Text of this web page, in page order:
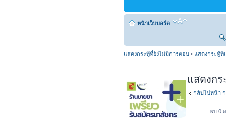
หน้าเว็บบอร์ด
แสดงกระทู้ที่ยังไม่มีการตอบ • แสดงกระทู้ที่
แสดงก
กลับไปหน้า
พบ 0